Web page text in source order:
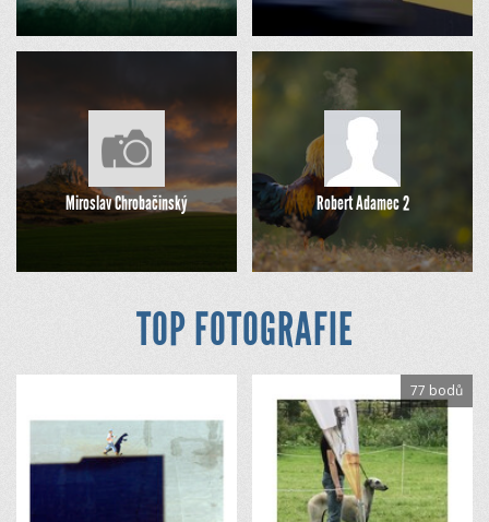
Miroslav Chrobačinský Robert Adamec 2
TOP FOTOGRAFIE
77 bodů